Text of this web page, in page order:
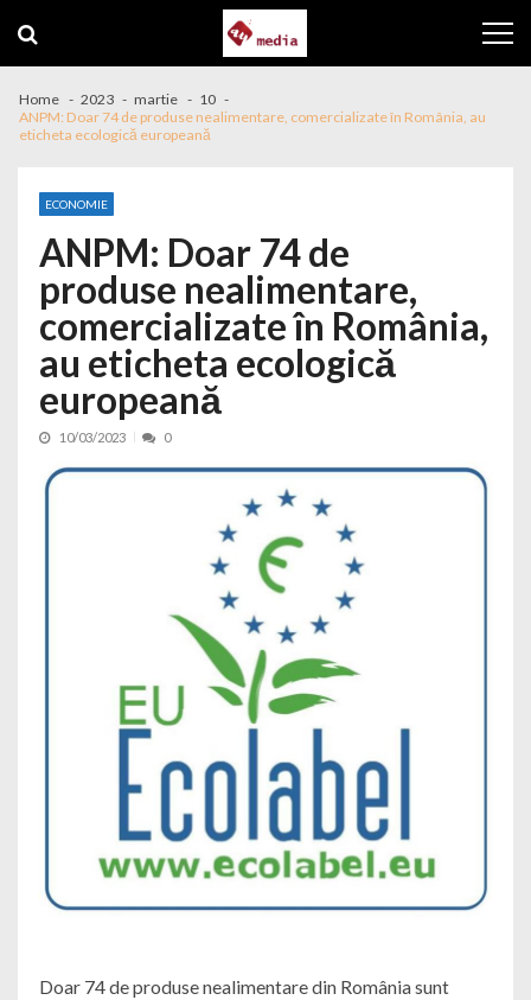
Home 2023 martie
10
ANPM: Doar 74 de produse nealimentare, comercializate în România, au
eticheta ecologică europeană
ECONOMIE
ANPM: Doar 74 de
produse nealimentare,
comercializate în România,
au eticheta ecologică
europeană
10/03/2023 0
Doar 74 de produse nealimentare din România sunt